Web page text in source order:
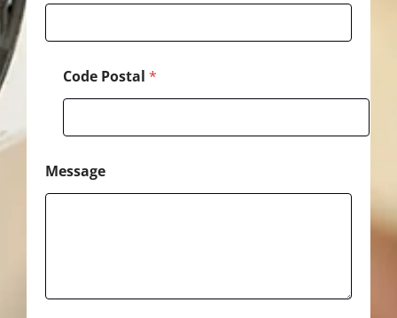
Code Postal *
Message